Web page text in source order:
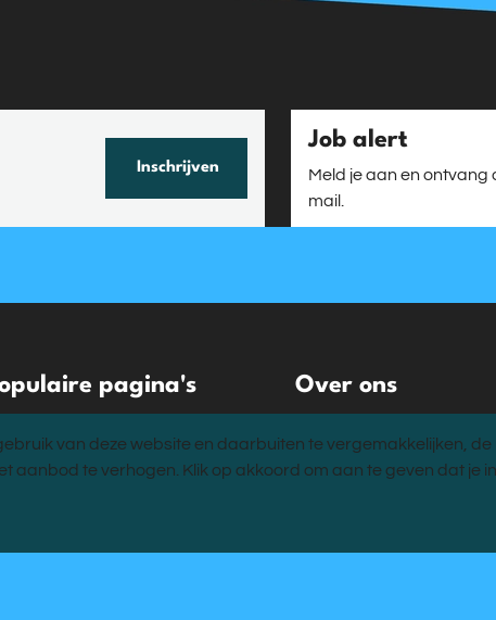
Inschrijven
Job alert
Meld je aan en
mail.
pagina's
bedrijven
en trainingen
Over ons
Onze visie
van deze website en daarbuiten te vergemakkelijken,
te verhogen. Klik op akkoord om aan te geven dat je